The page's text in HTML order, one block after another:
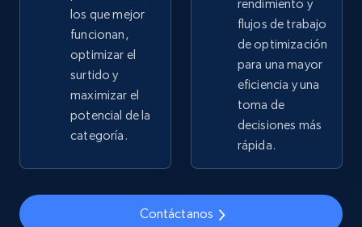
Home Depot US - Gather data on products
using specified keywords
URL, Domain, Country code, Model number,
Sku, Product id, Product name, Manufacturer,
and more.
los que mejor
funcionan,
optimizar el
surtido y
maximizar el
potencial de la
categoría.
rendimiento y
flujos de trabajo
de optimización
para una mayor
eficiencia y una
toma de
decisiones más
rápida.
Contáctanos